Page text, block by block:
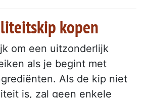
kopen
om een uitzonderlijk
als je begint met
Als de kip niet
is, zal geen enkele